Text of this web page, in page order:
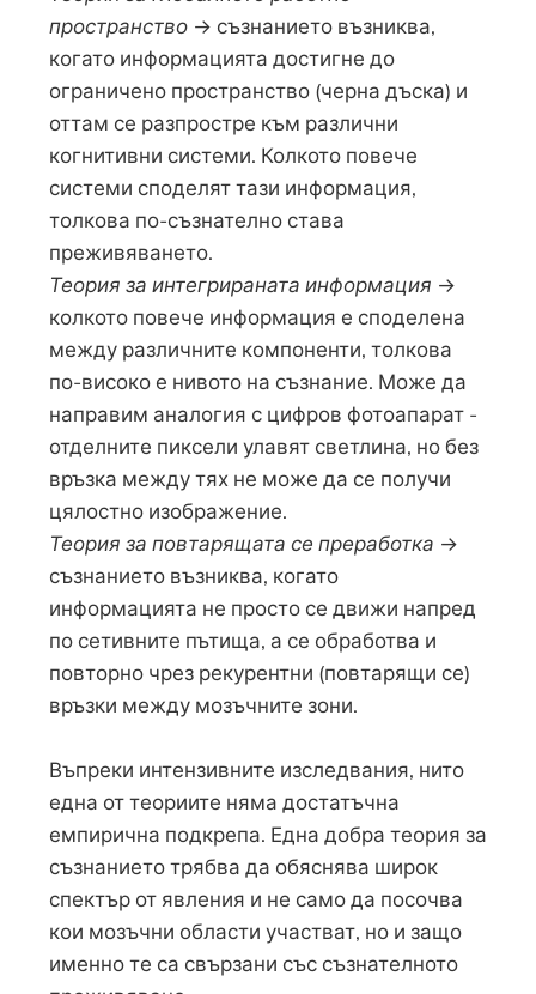
пространство → съзнанието възниква,
когато информацията достигне до
ограничено пространство (черна дъска) и
оттам се разпростре към различни
когнитивни системи. Колкото повече
системи споделят тази информация,
толкова по-съзнателно става
преживяването.
Теория за интегрираната информация →
колкото повече информация е споделена
между различните компоненти, толкова
по-високо е нивото на съзнание. Може да
направим аналогия с цифров фотоапарат -
отделните пиксели улавят светлина, но без
връзка между тях не може да се получи
цялостно изображение.
Теория за повтарящата се преработка →
съзнанието възниква, когато
информацията не просто се движи напред
по сетивните пътища, а се обработва и
повторно чрез рекурентни (повтарящи се)
връзки между мозъчните зони.
Въпреки интензивните изследвания, нито
една от теориите няма достатъчна
емпирична подкрепа. Една добра теория за
съзнанието трябва да обяснява широк
спектър от явления и не само да посочва
кои мозъчни области участват, но и защо
именно те са свързани със съзнателното